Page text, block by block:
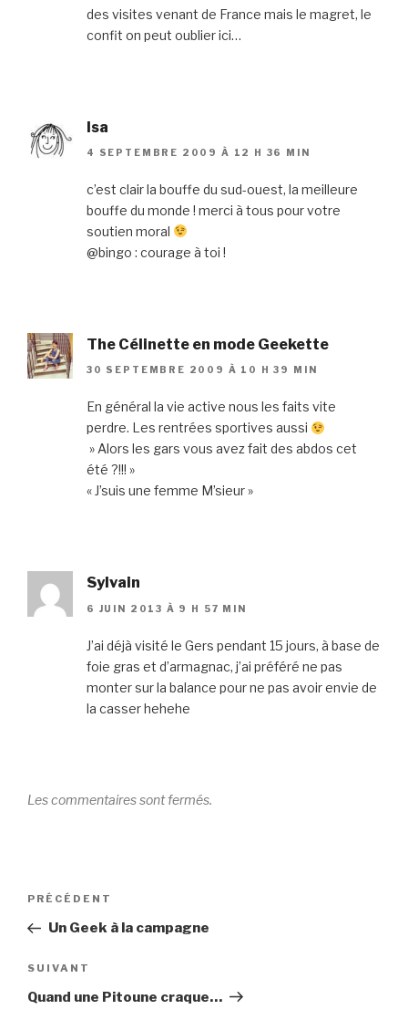
des visites venant de France mais le magret, le
confit on peut oublier ici…
Isa
4 SEPTEMBRE 2009 À 12 H 36 MIN
c’est clair la bouffe du sud-ouest, la meilleure
bouffe du monde ! merci à tous pour votre
soutien moral
@bingo : courage à toi !
The Célinette en mode Geekette
30 SEPTEMBRE 2009 À 10 H 39 MIN
En général la vie active nous les faits vite
perdre. Les rentrées sportives aussi
» Alors les gars vous avez fait des abdos cet
été ?!!! »
« J’suis une femme M’sieur »
Sylvain
6 JUIN 2013 À 9 H 57 MIN
J’ai déjà visité le Gers pendant 15 jours, à base de
foie gras et d’armagnac, j’ai préféré ne pas
monter sur la balance pour ne pas avoir envie de
la casser hehehe
Les commentaires sont fermés.
Navigation
l’article
Article
précédent
PRÉCÉDENT
Un Geek à la campagne
Article
suivant
SUIVANT
Quand une Pitoune craque…